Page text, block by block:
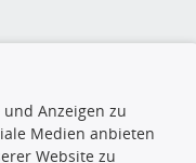
Anzeigen zu
Medien anbieten
Website zu